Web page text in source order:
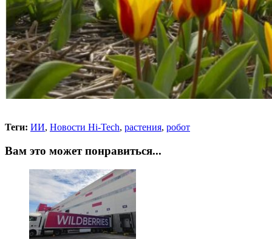
Теги: ИИ, Новости Hi-Tech, растения, робот
Вам это может понравиться...